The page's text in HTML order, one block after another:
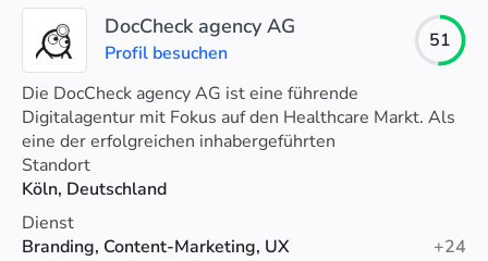
DocCheck agency AG
Profil besuchen
51
Die DocCheck agency AG ist eine führende
Digitalagentur mit Fokus auf den Healthcare Markt. Als
eine der erfolgreichen inhabergeführten
Kommunikationsagenturen in Deutschland und großen
Healthcare Agenturen in Europa bieten wir ein Full-
Service Dienstleistungsportfolio. Wir überzeugen mit
digitalem Know-how, neuesten Technologien und
Standort
Köln, Deutschland
Dienst
Branding, Content-Marketing, UX
+24